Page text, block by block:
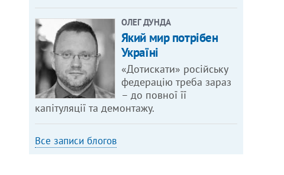
ОЛЕГ ДУНДА
Який мир потрібен
Україні
«Дотискати» російську
федерацію треба зараз
– до повної її
капітуляції та демонтажу.
Все записи блогов